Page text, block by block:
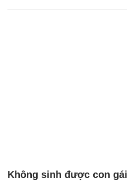
Không sinh được con